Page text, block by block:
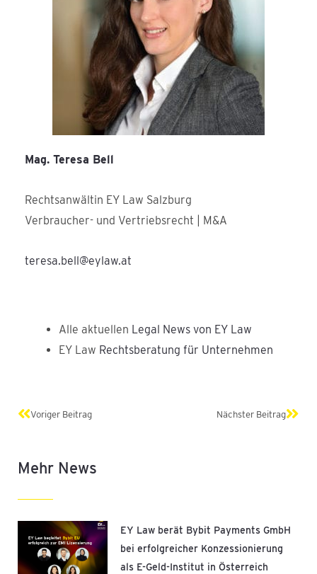
Mag. Teresa Bell
Rechtsanwältin EY Law Salzburg
Verbraucher- und Vertriebsrecht | M&A
teresa.bell@eylaw.at
Alle aktuellen Legal News von EY Law
EY Law Rechtsberatung für Unternehmen
Zurück
Voriger Beitrag Nächster Beitrag
Mehr News
EY Law berät Bybit Payments GmbH
bei erfolgreicher Konzessionierung
als E-Geld-Institut in Österreich